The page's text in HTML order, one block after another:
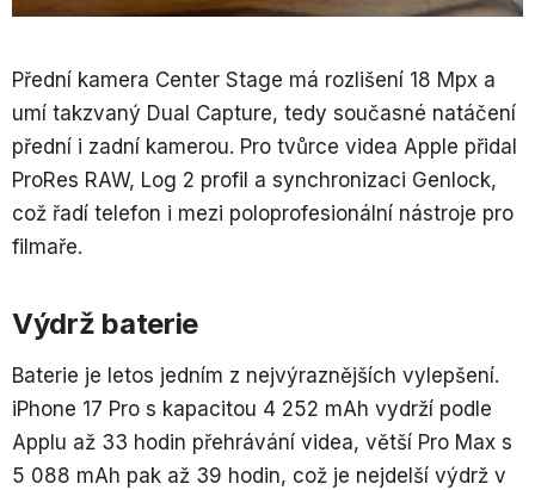
Přední kamera Center Stage má rozlišení 18 Mpx a
umí takzvaný Dual Capture, tedy současné natáčení
přední i zadní kamerou. Pro tvůrce videa Apple přidal
ProRes RAW, Log 2 profil a synchronizaci Genlock,
což řadí telefon i mezi poloprofesionální nástroje pro
filmaře.
Výdrž baterie
Baterie je letos jedním z nejvýraznějších vylepšení.
iPhone 17 Pro s kapacitou 4 252 mAh vydrží podle
Applu až 33 hodin přehrávání videa, větší Pro Max s
5 088 mAh pak až 39 hodin, což je nejdelší výdrž v